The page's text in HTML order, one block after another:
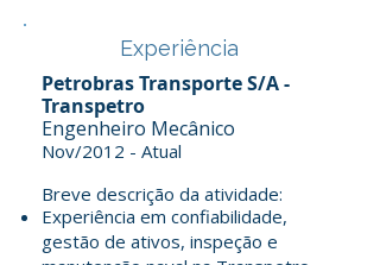
Experiência
Petrobras Transporte S/A -
Transpetro
Engenheiro Mecânico
Nov/2012 - Atual
Breve descrição da atividade:
Experiência em confiabilidade,
gestão de ativos, inspeção e